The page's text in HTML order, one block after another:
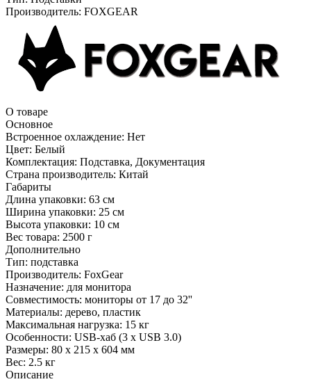
Производитель: FOXGEAR
О товаре
Основное
Встроенное охлаждение: Нет
Цвет: Белый
Комплектация: Подставка, Документация
Страна производитель: Китай
Габариты
Длина упаковки: 63 см
Ширина упаковки: 25 см
Высота упаковки: 10 см
Вес товара: 2500 г
Дополнительно
Тип: подставка
Производитель: FoxGear
Назначение: для монитора
Совместимость: мониторы от 17 до 32''
Материалы: дерево, пластик
Максимальная нагрузка: 15 кг
Особенности: USB-хаб (3 х USB 3.0)
Размеры: 80 х 215 х 604 мм
Вес: 2.5 кг
Описание